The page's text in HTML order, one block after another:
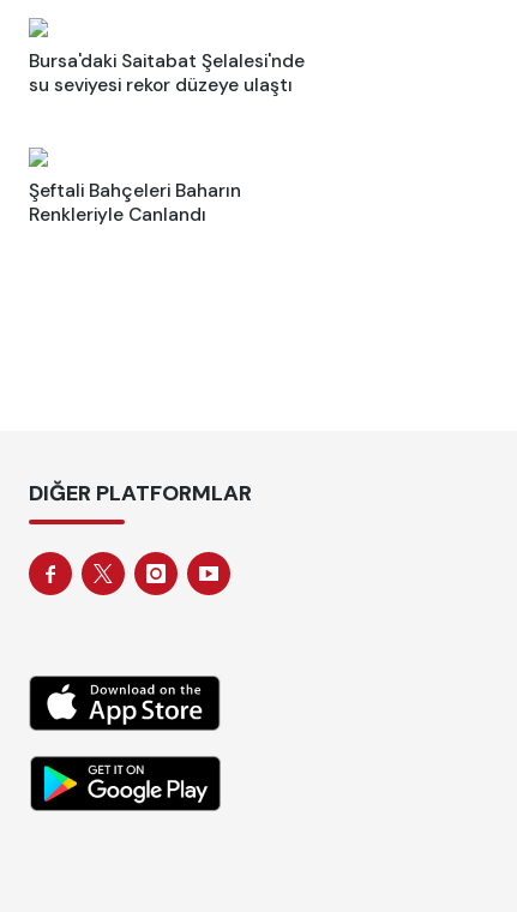
Bursa'daki Saitabat Şelalesi'nde
su seviyesi rekor düzeye ulaştı
Şeftali Bahçeleri Baharın
Renkleriyle Canlandı
DIĞER PLATFORMLAR